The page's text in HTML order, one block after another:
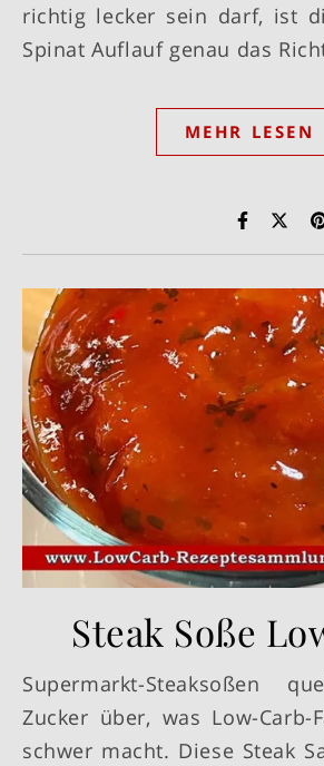
richtig lecker sein darf, ist
Spinat Auflauf genau das
MEHR LESEN
Steak Soße
Supermarkt-Steaksoßen quellen oft vor
Zucker über, was Low-Carb-
schwer macht. Diese Steak